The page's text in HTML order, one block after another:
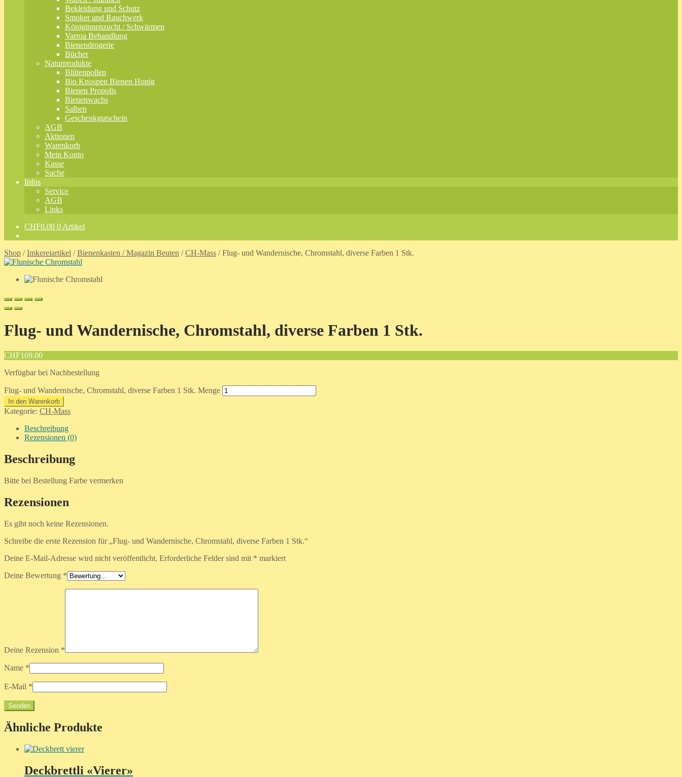
Bekleidung und Schutz
Smoker und Rauchwerk
Königinnenzucht / Schwärmen
Varroa Behandlung
Bienendrogerie
Bücher
Naturprodukte
Blütenpollen
Bio Knospen Bienen Honig
Bienen Propolis
Bienenwachs
Salben
Geschenkgutschein
AGB
Aktionen
Warenkorb
Mein Konto
Kasse
Suche
Infos
Service
AGB
Links
CHF0.00 0 Artikel
Shop /Imkereiartikel /Bienenkasten / Magazin Beuten /CH-Mass /Flug- und Wandernische, Chromstahl, diverse Farben 1 Stk.
Flug- und Wandernische, Chromstahl, diverse Farben 1 Stk.
CHF169.00
Verfügbar bei Nachbestellung
Flug- und Wandernische, Chromstahl, diverse Farben 1 Stk. Menge
In den Warenkorb
Kategorie: CH-Mass
Beschreibung
Rezensionen (0)
Beschreibung
Bitte bei Bestellung Farbe vermerken
Rezensionen
Es gibt noch keine Rezensionen.
Schreibe die erste Rezension für „Flug- und Wandernische, Chromstahl, diverse Farben 1 Stk.“
Deine E-Mail-Adresse wird nicht veröffentlicht. Erforderliche Felder sind mit * markiert
Deine Bewertung *
Deine Rezension *
Name *
E-Mail *
Ähnliche Produkte
Deckbrettli «Vierer»